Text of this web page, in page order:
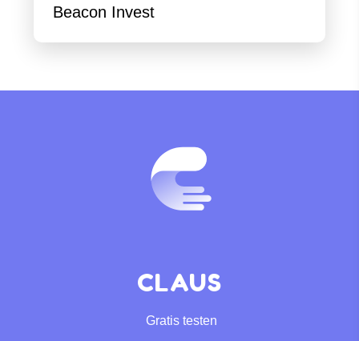
Beacon Invest
CLAUS
Gratis testen